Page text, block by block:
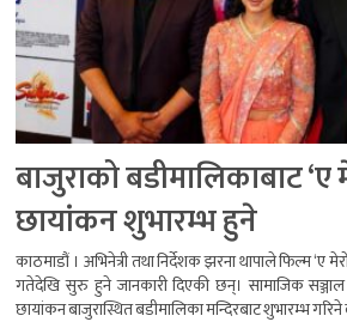
बाजुराको बडीमालिकाबाट
छायांकन शुभारम्भ हुने
काठमाडौं । अभिनेत्री तथा निर्देशक झरना थापाले फिल्म ‘ए
गतेदेखि सुरु हुने जानकारी दिएकी छन्। सामाजिक
छायांकन बाजुरास्थित बडीमालिका मन्दिरबाट शुभारम्भ